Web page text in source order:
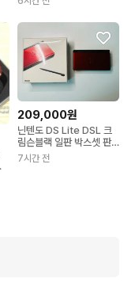
209,000원
닌텐도 DS Lite DSL 크
림슨블랙 일판 박스셋 판
매 (GBA, 게임보이)
7시간 전